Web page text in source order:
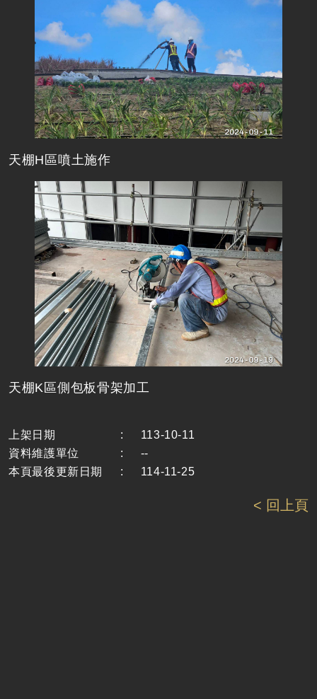
天棚H區噴土施作
天棚K區側包板骨架加工
上架日期 :
113-10-11
資料維護單位
:
--
本頁最後更新日期
: 114-11-25
< 回上頁